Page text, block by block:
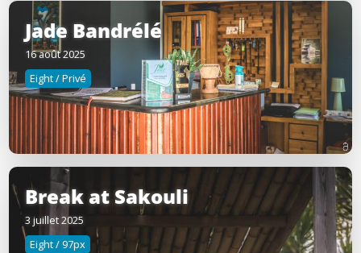
Jade Bandrélé
16 août 2025
Eight / Privé
Break at Sakouli
3 juillet 2025
Eight / 97px